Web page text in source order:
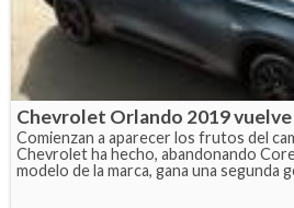
Chevrolet Orlando 2019 vuelve
Comienzan a aparecer los frutos del
Chevrolet ha hecho, abandonando
modelo de la marca, gana una segunda